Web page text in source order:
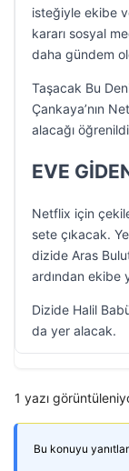
isteğiyle ekibe
kararı sosyal
daha gündem
Taşacak Bu
Çankaya’nın
alacağı
EVE
Netflix için
sete çıkacak.
dizide Aras
ardından ekibe
Dizide Halil
da yer alacak.
1 yazı
Bu konuyu